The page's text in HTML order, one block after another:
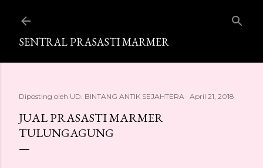
SENTRAL PRASASTI MARMER
Diposting oleh UD. BINTANG ANTIK SEJAHTERA April 21, 2018
JUAL PRASASTI MARMER
TULUNGAGUNG